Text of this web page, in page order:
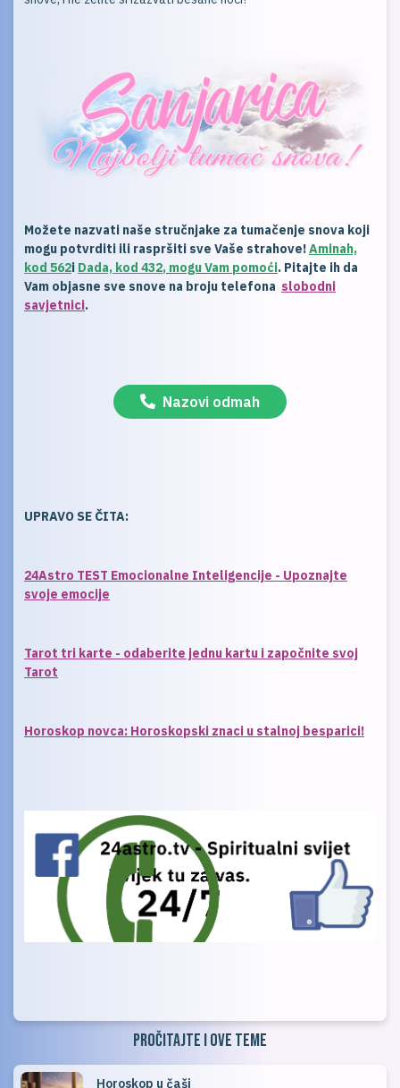
Možete nazvati naše stručnjake za tumačenje snova koji
mogu potvrditi ili raspršiti sve Vaše strahove!Aminah,
kod 562i Dada, kod 432, mogu Vam pomoći. Pitajte ih da
Vam objasne sve snove na broju telefona slobodni
savjetnici.
Nazovi odmah
UPRAVO SE ČITA:
24Astro TEST Emocionalne Inteligencije - Upoznajte
svoje emocije
Tarot tri karte - odaberite jednu kartu i započnite svoj
Tarot
Horoskop novca: Horoskopski znaci u stalnoj besparici!
Pročitajte i ove teme
Horoskop u čaši